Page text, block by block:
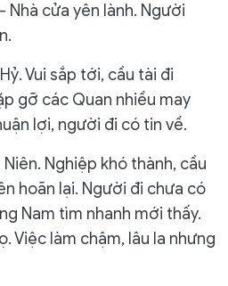
Nhà cửa yên lành. Người
Vui sắp tới, cầu tài đi
gỡ các Quan nhiều may
lợi, người đi có tin về.
Niên. Nghiệp khó thành, cầu
hoãn lại. Người đi chưa có
Nam tìm nhanh mới thấy.
Việc làm chậm, lâu la nhưng